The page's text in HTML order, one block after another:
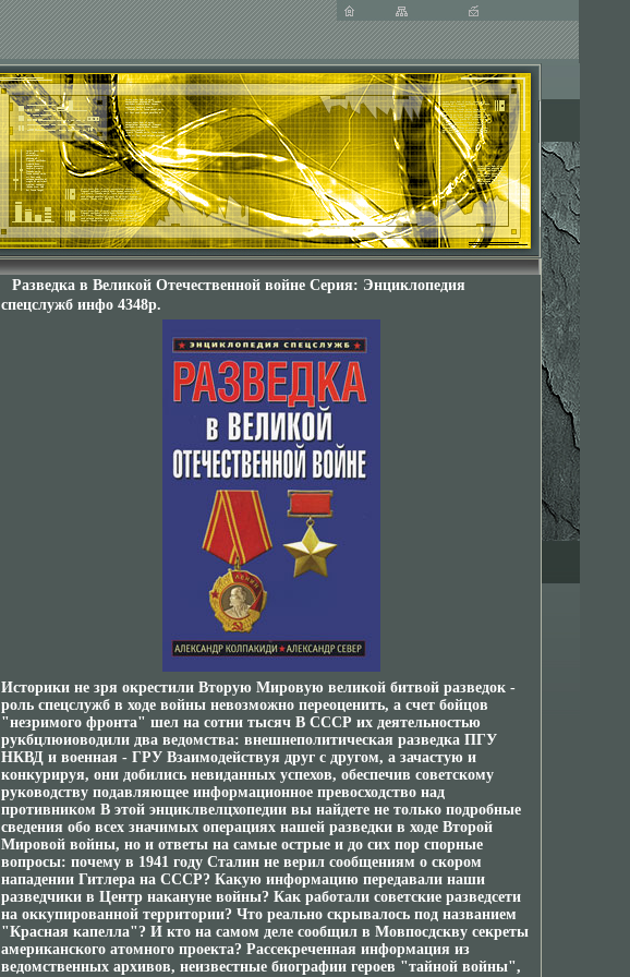
Разведка в Великой Отечественной войне Серия: Энциклопедия
спецслужб инфо 4348p.
Историки не зря окрестили Вторую Мировую великой битвой разведок -
роль спецслужб в ходе войны невозможно переоценить, а счет бойцов
"незримого фронта" шел на сотни тысяч В СССР их деятельностью
рукбцлюиоводили два ведомства: внешнеполитическая разведка ПГУ
НКВД и военная - ГРУ Взаимодействуя друг с другом, а зачастую и
конкурируя, они добились невиданных успехов, обеспечив советскому
руководству подавляющее информационное превосходство над
противником В этой энциклвелцхопедии вы найдете не только подробные
сведения обо всех значимых операциях нашей разведки в ходе Второй
Мировой войны, но и ответы на самые острые и до сих пор спорные
вопросы: почему в 1941 году Сталин не верил сообщениям о скором
нападении Гитлера на СССР? Какую информацию передавали наши
разведчики в Центр накануне войны? Как работали советские разведсети
на оккупированной территории? Что реально скрывалось под названием
"Красная капелла"? И кто на самом деле сообщил в Мовпосдскву секреты
американского атомного проекта? Рассекреченная информация из
ведомственных архивов, неизвестные биографии героев "тайной войны",